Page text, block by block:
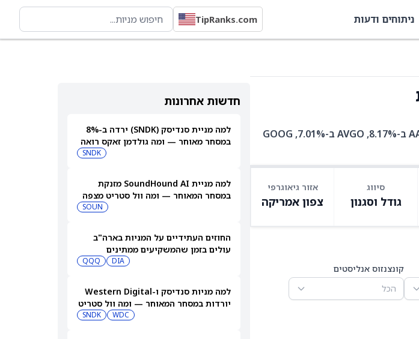
ניתוחים ודעות TipRanks.com
REGS היא קרן סל עם 62 אחזקות. בין האחזקות המובילות: NVDA ב-11.56%, AAPL ב-8.17%, AVGO ב-7.01%, GOOG
סיווג
גודל וסגנון
אזור גיאוגרפי
צפון אמריקה
קונצנזוס אנליסטים
הכל
חדשות אחרונות
למה מניית סנדיסק (SNDK) ירדה ב-8%
במסחר מאוחר — ומה גולדמן זאקס רואה
SNDK
למה מניית SoundHound AI מזנקת
במסחר המאוחר — ומה וול סטריט מצפה
SOUN
החוזים העתידיים על המניות בארה"ב
עולים בזמן שהמשקיעים ממתינים
DIA
QQQ
למה מניות סנדיסק ו-Western Digital
יורדות במסחר המאוחר — ומה וול סטריט
WDC
SNDK